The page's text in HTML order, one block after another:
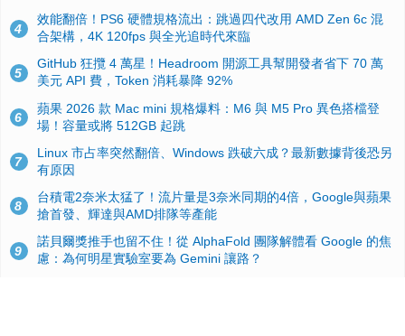
4
效能翻倍！PS6 硬體規格流出：跳過四代改用 AMD Zen 6c 混
合架構，4K 120fps 與全光追時代來臨
5
GitHub 狂攬 4 萬星！Headroom 開源工具幫開發者省下 70 萬
美元 API 費，Token 消耗暴降 92%
6
蘋果 2026 款 Mac mini 規格爆料：M6 與 M5 Pro 異色搭檔登
場！容量或將 512GB 起跳
7
Linux 市占率突然翻倍、Windows 跌破六成？最新數據背後恐另
有原因
8
台積電2奈米太猛了！流片量是3奈米同期的4倍，Google與蘋果
搶首發、輝達與AMD排隊等產能
9
諾貝爾獎推手也留不住！從 AlphaFold 團隊解體看 Google 的焦
慮：為何明星實驗室要為 Gemini 讓路？